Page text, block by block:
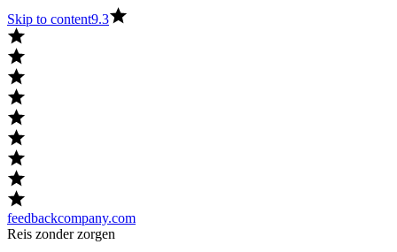
Skip to content9.3
feedbackcompany.com
Reis zonder zorgen